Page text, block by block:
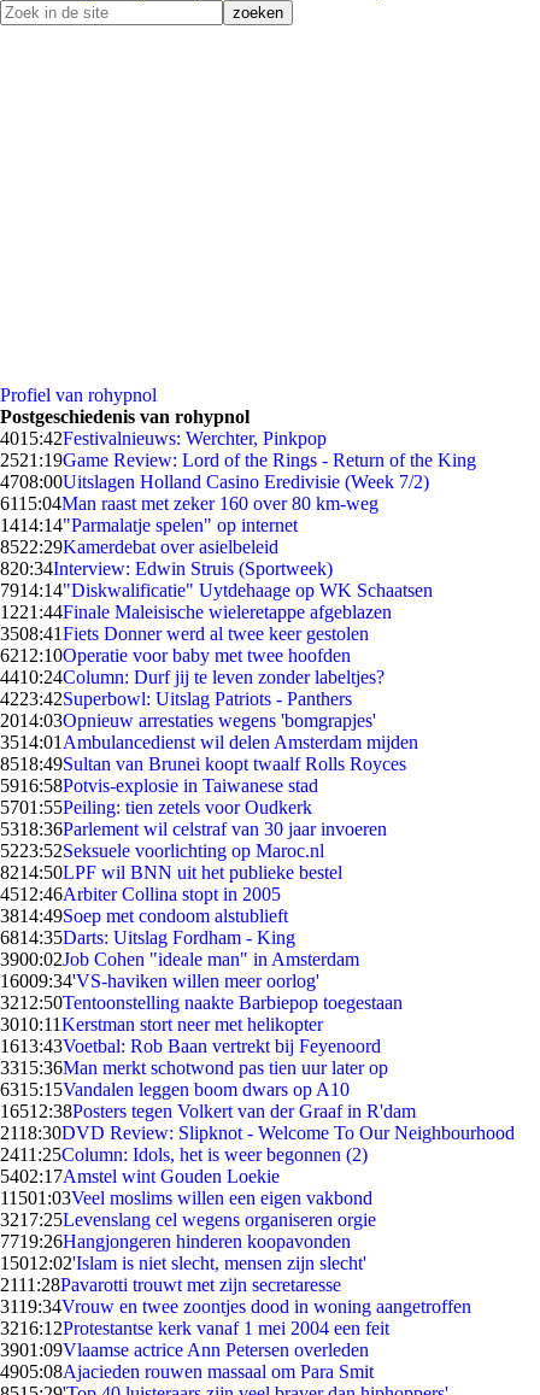
Profiel van rohypnol
Postgeschiedenis van rohypnol
4015:42Festivalnieuws: Werchter, Pinkpop
2521:19Game Review: Lord of the Rings - Return of the King
4708:00Uitslagen Holland Casino Eredivisie (Week 7/2)
6115:04Man raast met zeker 160 over 80 km-weg
1414:14"Parmalatje spelen" op internet
8522:29Kamerdebat over asielbeleid
820:34Interview: Edwin Struis (Sportweek)
7914:14"Diskwalificatie" Uytdehaage op WK Schaatsen
1221:44Finale Maleisische wieleretappe afgeblazen
3508:41Fiets Donner werd al twee keer gestolen
6212:10Operatie voor baby met twee hoofden
4410:24Column: Durf jij te leven zonder labeltjes?
4223:42Superbowl: Uitslag Patriots - Panthers
2014:03Opnieuw arrestaties wegens 'bomgrapjes'
3514:01 Ambulancedienst wil delen Amsterdam mijden
8518:49Sultan van Brunei koopt twaalf Rolls Royces
5916:58Potvis-explosie in Taiwanese stad
5701:55Peiling: tien zetels voor Oudkerk
5318:36Parlement wil celstraf van 30 jaar invoeren
5223:52Seksuele voorlichting op Maroc.nl
8214:50LPF wil BNN uit het publieke bestel
4512:46Arbiter Collina stopt in 2005
3814:49Soep met condoom alstublieft
6814:35Darts: Uitslag Fordham - King
3900:02Job Cohen "ideale man" in Amsterdam
16009:34'VS-haviken willen meer oorlog'
3212:50Tentoonstelling naakte Barbiepop toegestaan
3010:11Kerstman stort neer met helikopter
1613:43Voetbal: Rob Baan vertrekt bij Feyenoord
3315:36Man merkt schotwond pas tien uur later op
6315:15Vandalen leggen boom dwars op A10
16512:38Posters tegen Volkert van der Graaf in R'dam
2118:30DVD Review: Slipknot - Welcome To Our Neighbourhood
2411:25Column: Idols, het is weer begonnen (2)
5402:17Amstel wint Gouden Loekie
11501:03Veel moslims willen een eigen vakbond
3217:25Levenslang cel wegens organiseren orgie
7719:26Hangjongeren hinderen koopavonden
15012:02'Islam is niet slecht, mensen zijn slecht'
2111:28Pavarotti trouwt met zijn secretaresse
3119:34Vrouw en twee zoontjes dood in woning aangetroffen
3216:12Protestantse kerk vanaf 1 mei 2004 een feit
3901:09Vlaamse actrice Ann Petersen overleden
4905:08Ajacieden rouwen massaal om Para Smit